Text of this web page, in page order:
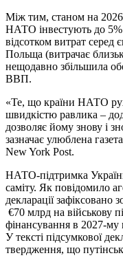
Між тим, станом на
НАТО інвестують до
відсотком витрат серед
Польща (витрачає
нещодавно збільшила
ВВП.
«Те, що країни НАТО
швидкістю равлика –
дозволяє йому знову і
зазначає улюблена
New York Post.
НАТО-підтримка
саміту. Як повідомило
декларації зафіксовано
€70 млрд на військову
фінансування в 2027-му
У тексті підсумкової
твердження, що